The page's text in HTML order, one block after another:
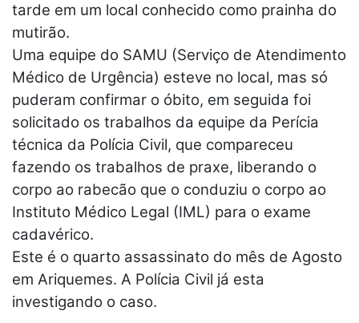
tarde em um local conhecido como prainha do
mutirão.
Uma equipe do SAMU (Serviço de Atendimento
Médico de Urgência) esteve no local, mas só
puderam confirmar o óbito, em seguida foi
solicitado os trabalhos da equipe da Perícia
técnica da Polícia Civil, que compareceu
fazendo os trabalhos de praxe, liberando o
corpo ao rabecão que o conduziu o corpo ao
Instituto Médico Legal (IML) para o exame
cadavérico.
Este é o quarto assassinato do mês de Agosto
em Ariquemes. A Polícia Civil já esta
investigando o caso.